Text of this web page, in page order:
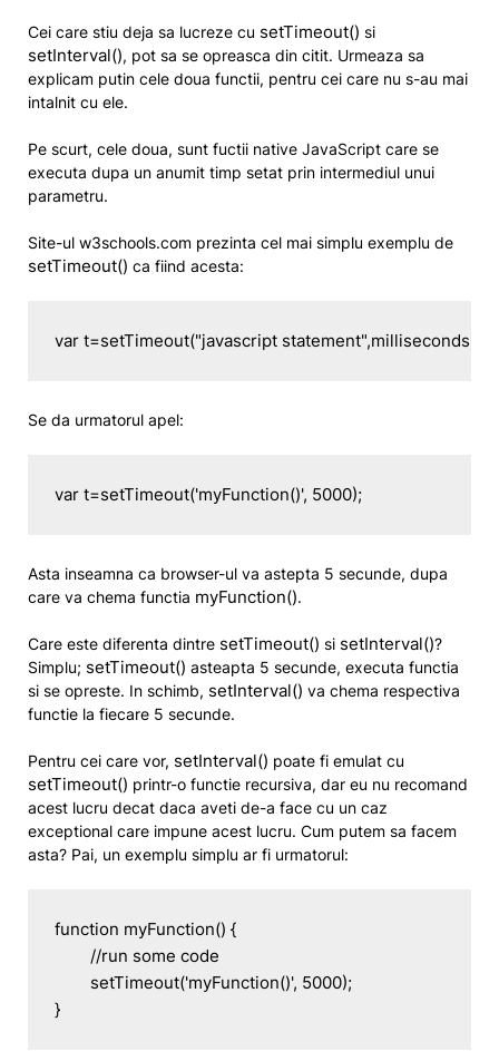
Cei care stiu deja sa lucreze cu setTimeout() si
setInterval(), pot sa se opreasca din citit. Urmeaza sa
explicam putin cele doua functii, pentru cei care nu s-au mai
intalnit cu ele.
Pe scurt, cele doua, sunt fuctii native JavaScript care se
executa dupa un anumit timp setat prin intermediul unui
parametru.
Site-ul w3schools.com prezinta cel mai simplu exemplu de
setTimeout() ca fiind acesta:
var t=setTimeout("javascript statement",milliseconds);
Se da urmatorul apel:
var t=setTimeout('myFunction()', 5000);
Asta inseamna ca browser-ul va astepta 5 secunde, dupa
care va chema functia myFunction().
Care este diferenta dintre setTimeout() si setInterval()?
Simplu; setTimeout() asteapta 5 secunde, executa functia
si se opreste. In schimb, setInterval() va chema respectiva
functie la fiecare 5 secunde.
Pentru cei care vor, setInterval() poate fi emulat cu
setTimeout() printr-o functie recursiva, dar eu nu recomand
acest lucru decat daca aveti de-a face cu un caz
exceptional care impune acest lucru. Cum putem sa facem
asta? Pai, un exemplu simplu ar fi urmatorul:
function myFunction() {
}